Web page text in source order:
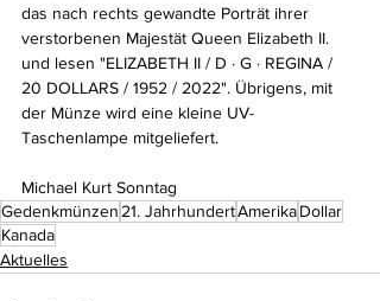
das nach rechts gewandte Porträt ihrer
verstorbenen Majestät Queen Elizabeth II.
und lesen "ELIZABETH II / D · G · REGINA /
20 DOLLARS / 1952 / 2022". Übrigens, mit
der Münze wird eine kleine UV-
Taschenlampe mitgeliefert.
Michael Kurt Sonntag
Gedenkmünzen21. JahrhundertAmerikaDollar
Kanada
Aktuelles